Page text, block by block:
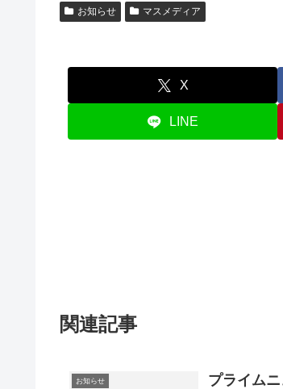
お知らせ マスメディア
X
LINE
関連記事
お知らせ プライム